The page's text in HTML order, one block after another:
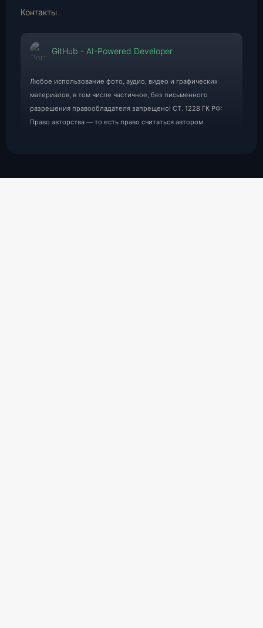
Контакты
GitHub - AI-Powered Developer
Любое использование фото, аудио, видео и графических
материалов, в том числе частичное, без письменного
разрешения правообладателя запрещено! СТ. 1228 ГК РФ:
Право авторства — то есть право считаться автором.